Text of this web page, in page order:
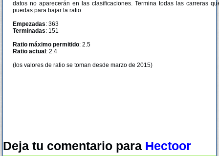
datos no aparecerán en las clasificaciones. Termina todas las carreras
puedas para bajar la ratio.
Empezadas: 363
Terminadas: 151
Ratio máximo permitido: 2.5
Ratio actual : 2.4
(los valores de ratio se toman desde marzo de 2015)
Deja tu comentario para Hectoor